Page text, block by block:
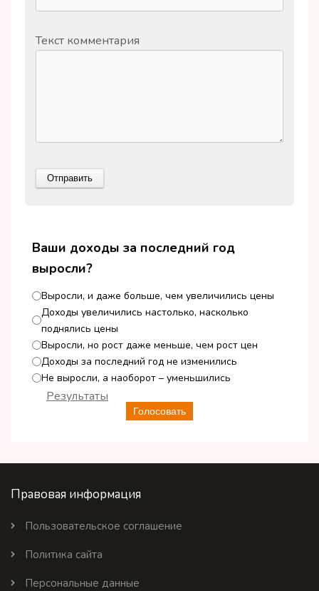
Текст комментария
Ваши доходы за последний год
выросли?
Выросли, и даже больше, чем увеличились цены
Доходы увеличились настолько, насколько
поднялись цены
Выросли, но рост даже меньше, чем рост цен
Доходы за последний год не изменились
Не выросли, а наоборот – уменьшились
Голосовать
Результаты
Правовая информация
Пользовательское соглашение
Политика сайта
Персональные данные